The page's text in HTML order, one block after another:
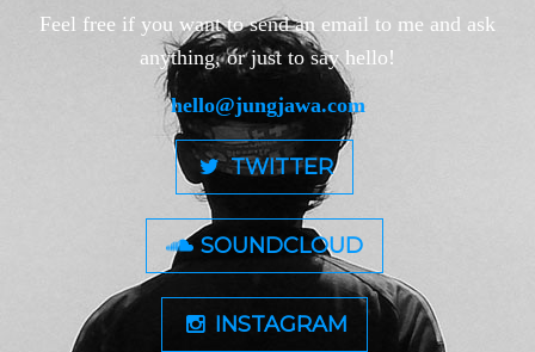
Feel free if you want to send an email to me and ask
anything, or just to say hello!
hello@jungjawa.com
TWITTER
SOUNDCLOUD
INSTAGRAM